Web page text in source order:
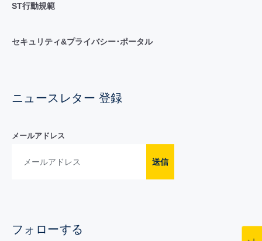
ST行動規範
セキュリティ&プライバシー･ポータル
ニュースレター 登録
メールアドレス
送信
フォローする